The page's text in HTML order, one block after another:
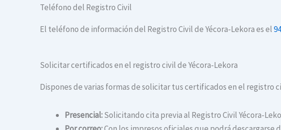
Teléfono del Registro Civil
El teléfono de información del Registro Civil de Yécora-Lekora es el
Solicitar certificados en el registro civil de Yécora-Lekora
Dispones de varias formas de solicitar tus certificados en el registro
Presencial:Solicitando cita previa al Registro Civil Yécora-